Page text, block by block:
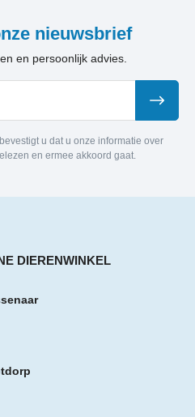
nieuwsbrief
en persoonlijk advies.
u dat u onze informatie over
en ermee akkoord gaat.
DIERENWINKEL